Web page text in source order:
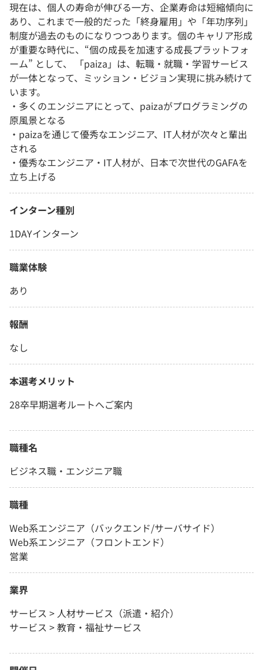
現在は、個人の寿命が伸びる一方、企業寿命は短縮傾向に
あり、これまで一般的だった「終身雇用」や「年功序列」
制度が過去のものになりつつあります。個のキャリア形成
が重要な時代に、“個の成長を加速する成長プラットフォ
ーム” として、 「paiza」は、転職・就職・学習サービス
が一体となって、ミッション・ビジョン実現に挑み続けて
います。
・多くのエンジニアにとって、paizaがプログラミングの
原風景となる
・paizaを通じて優秀なエンジニア、IT人材が次々と輩出
される
・優秀なエンジニア・IT人材が、日本で次世代のGAFAを
立ち上げる
インターン種別
1DAYインターン
職業体験
あり
報酬
なし
本選考メリット
28卒早期選考ルートへご案内
職種名
ビジネス職・エンジニア職
職種
Web系エンジニア（バックエンド/サーバサイド）
Web系エンジニア（フロントエンド）
営業
業界
サービス > 人材サービス（派遣・紹介）
サービス > 教育・福祉サービス